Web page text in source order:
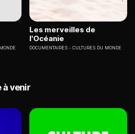
Les merveilles de
l'Océanie
DOCUMENTAIRES CULTURES DU MONDE
à venir